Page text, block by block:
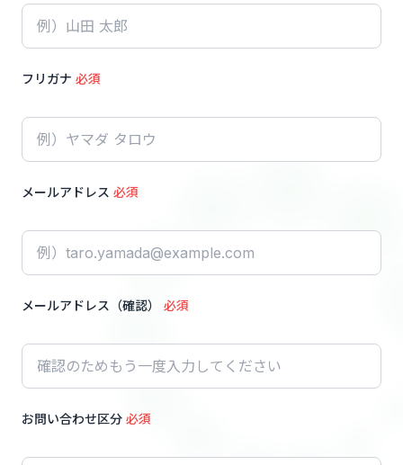
フリガナ 必須
メールアドレス 必須
メールアドレス（確認） 必須
お問い合わせ区分 必須